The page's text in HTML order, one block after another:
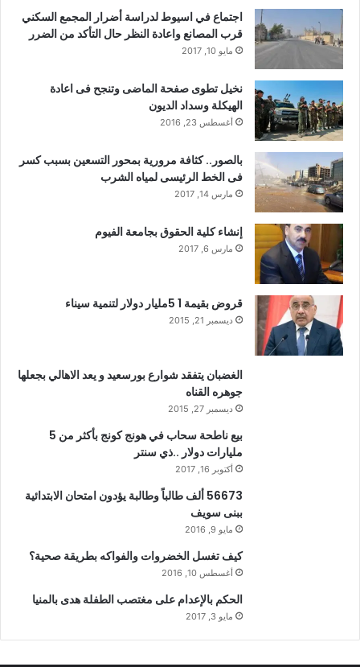
اجتماع في اسيوط لدراسة أضرار المجمع السكني
قرب المصانع واعادة النظر حال التأكد من الضرر
مايو 10, 2017
نخيل تطوى صفحة الماضى وتنجح فى اعادة
الهيكلة وسداد الديون
أغسطس 23, 2016
بالصور.. كثافة مرورية بمحور التسعين بسبب كسر
فى الخط الرئيسى لمياه الشرب
مارس 14, 2017
إنشاء كلية الحقوق بجامعة الفيوم
مارس 6, 2017
قروض بقيمة 1 5مليار دولار لتنمية سيناء
ديسمبر 21, 2015
الغضبان يتفقد شوارع بورسعيد و يعد الاهالي بجعلها
جوهره القناه
ديسمبر 27, 2015
بيع ناطحة سحاب في هونج كونج بأكثر من 5
مليارات دولار ..ذي سنتر
أكتوبر 16, 2017
56673 ألف طالباً وطالبة يؤدون امتحان الابتدائية
ببنى سويف
مايو 9, 2016
كيف تغسل الخضروات والفواكه بطريقة صحية؟
أغسطس 10, 2016
الحكم بالإعدام على مغتصب الطفلة هدى بالمنيا
مايو 3, 2017